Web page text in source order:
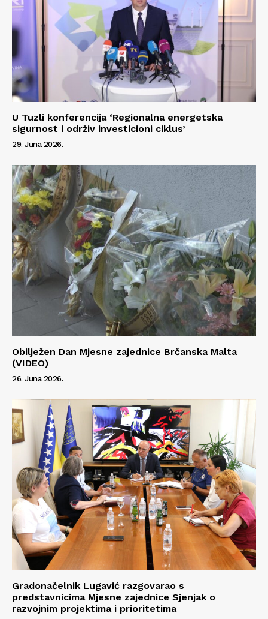
O nama
Kontakt
Impressum
U Tuzli konferencija ‘Regionalna energetska
sigurnost i održiv investicioni ciklus’
29. Juna 2026.
Obilježen Dan Mjesne zajednice Brčanska Malta
(VIDEO)
26. Juna 2026.
Gradonačelnik Lugavić razgovarao s
predstavnicima Mjesne zajednice Sjenjak o
razvojnim projektima i prioritetima